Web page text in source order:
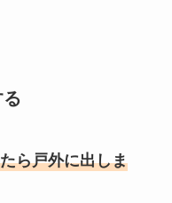
ら戸外に出しま